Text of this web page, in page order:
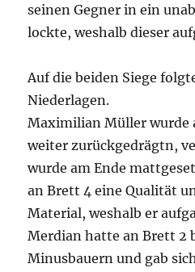
seinen Gegner in ein
lockte, weshalb dieser
Auf die beiden Siege
Niederlagen.
Maximilian Müller wurde
weiter zurückgedrägtn,
wurde am Ende
an Brett 4 eine Qualität
Material, weshalb er
Merdian hatte an Brett 2
Minusbauern und gab